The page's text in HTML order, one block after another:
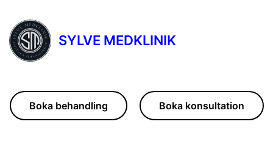
SYLVE MEDKLINIK
Boka behandling Boka konsultation